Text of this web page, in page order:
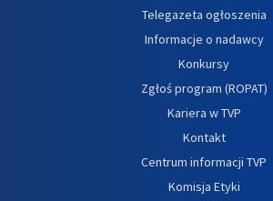
Telegazeta ogłoszenia
Informacje o nadawcy
Konkursy
Zgłoś program (ROPAT)
Kariera w TVP
Kontakt
Centrum informacji TVP
Komisja Etyki